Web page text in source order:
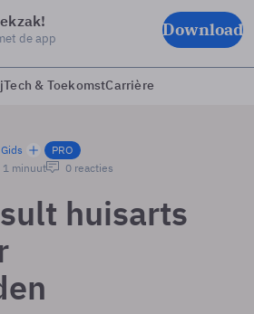
de app Download
Tech & ToekomstCarrière
PRO
1 minuut 0 reacties
huisarts